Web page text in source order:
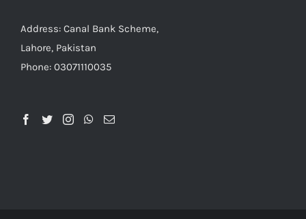
Address: Canal Bank Scheme,
Lahore, Pakistan
Phone: 03071110035